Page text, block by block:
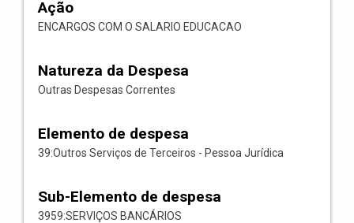
Ação
ENCARGOS COM O SALARIO EDUCACAO
Natureza da Despesa
Outras Despesas Correntes
Elemento de despesa
39:Outros Serviços de Terceiros - Pessoa Jurídica
Sub-Elemento de despesa
3959:SERVIÇOS BANCÁRIOS